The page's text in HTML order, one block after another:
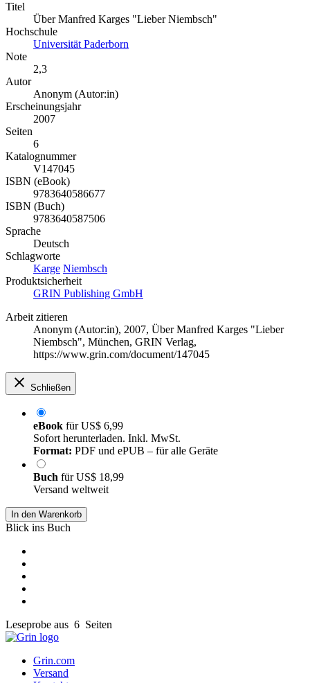
Titel
Über Manfred Karges "Lieber Niembsch"
Hochschule
Universität Paderborn
Note
2,3
Autor
Anonym (Autor:in)
Erscheinungsjahr
2007
Seiten
6
Katalognummer
V147045
ISBN (eBook)
9783640586677
ISBN (Buch)
9783640587506
Sprache
Deutsch
Schlagworte
Karge Niembsch
Produktsicherheit
GRIN Publishing GmbH
Arbeit zitieren
Anonym (Autor:in), 2007, Über Manfred Karges "Lieber
Niembsch", München, GRIN Verlag,
https://www.grin.com/document/147045
Schließen
eBook fürUS$ 6,99
Sofort herunterladen. Inkl. MwSt.
Format: PDF und ePUB – für alle Geräte
Buch fürUS$ 18,99
Versand weltweit
In den Warenkorb
Blick ins Buch
Leseprobe aus 6 Seiten
Grin.com
Versand